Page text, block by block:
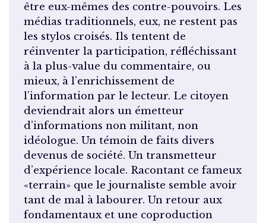
être eux-mêmes des contre-pouvoirs. Les
médias traditionnels, eux, ne restent pas
les stylos croisés. Ils tentent de
réinventer la participation, réfléchissant
à la plus-value du commentaire, ou
mieux, à l’enrichissement de
l’information par le lecteur. Le citoyen
deviendrait alors un émetteur
d’informations non militant, non
idéologue. Un témoin de faits divers
devenus de société. Un transmetteur
d’expérience locale. Racontant ce fameux
«terrain» que le journaliste semble avoir
tant de mal à labourer. Un retour aux
fondamentaux et une coproduction